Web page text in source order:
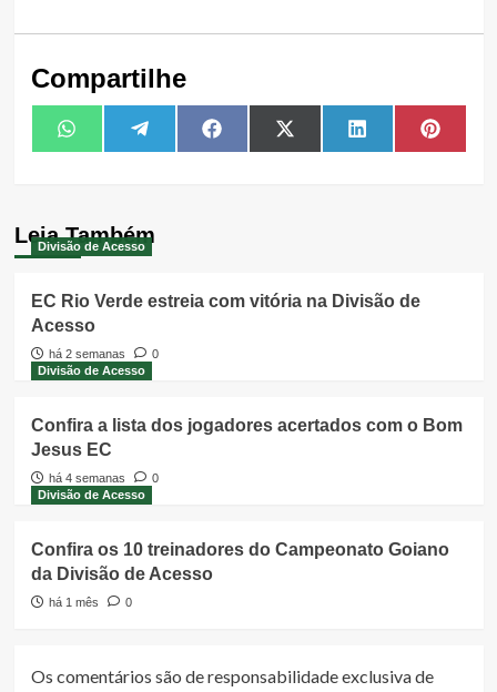
Compartilhe
Share
on
WhatsAppShare
on
TelegramShare
on
FacebookShare
on
X
(Twitter)
Share
on
LinkedIn Share
on
Leia Também
Divisão de Acesso
EC Rio Verde estreia com vitória na Divisão de
Acesso
há 2 semanas
0
Divisão de Acesso
Confira a lista dos jogadores acertados com o Bom
Jesus EC
há 4 semanas
0
Divisão de Acesso
Confira os 10 treinadores do Campeonato Goiano
da Divisão de Acesso
há 1 mês 0
Os comentários são de responsabilidade exclusiva de